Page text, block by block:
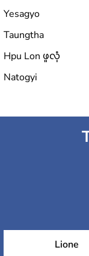
Yesagyo
Taungtha
Hpu Lon ဖူလုံ
Natogyi
Lione